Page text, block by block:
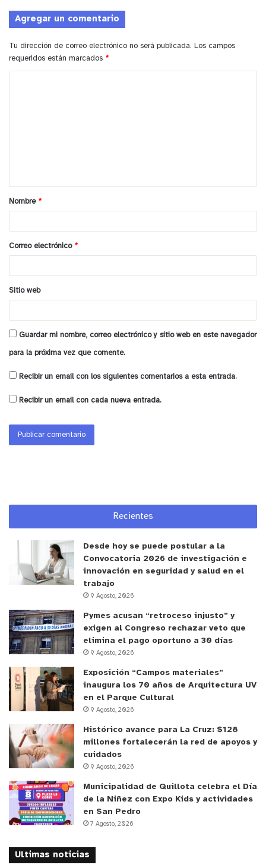
Agregar un comentario
Tu dirección de correo electrónico no será publicada. Los campos
requeridos están marcados *
a
r
*
Nombre *
Correo electrónico *
Sitio web
Guardar mi nombre, correo electrónico y sitio web en este navegador
para la próxima vez que comente.
Recibir un email con los siguientes comentarios a esta entrada.
Recibir un email con cada nueva entrada.
Recientes
Desde hoy se puede postular a la
Convocatoria 2026 de investigación e
innovación en seguridad y salud en el
trabajo
9 Agosto, 2026
Pymes acusan “retroceso injusto” y
exigen al Congreso rechazar veto que
elimina el pago oportuno a 30 días
9 Agosto, 2026
Exposición “Campos materiales”
inaugura los 70 años de Arquitectura UV
en el Parque Cultural
9 Agosto, 2026
Histórico avance para La Cruz: $128
millones fortalecerán la red de apoyos y
cuidados
9 Agosto, 2026
Municipalidad de Quillota celebra el Día
de la Niñez con Expo Kids y actividades
en San Pedro
7 Agosto, 2026
Ultimas noticias